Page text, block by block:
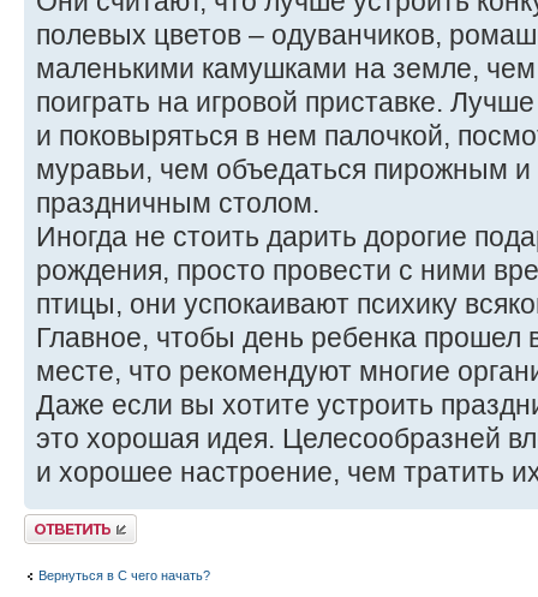
полевых цветов – одуванчиков,
маленькими камушками на земле,
поиграть на игровой приставке.
и поковыряться в нем палочкой,
муравьи, чем объедаться пирожным
праздничным столом.
Иногда не стоить дарить дорогие
рождения, просто провести с ними
птицы, они успокаивают психику
Главное, чтобы день ребенка прошел
месте, что рекомендуют многие
Даже если вы хотите устроить
это хорошая идея. Целесообразней
и хорошее настроение, чем тратить
Ответить
Вернуться в С чего начать?